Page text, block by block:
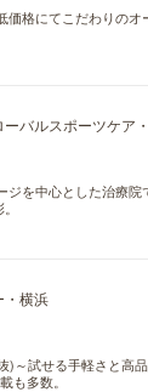
格にてこだわりのオ
ーバルスポーツケア
を中心とした治療
・横浜
～試せる手軽さと高
も多数。